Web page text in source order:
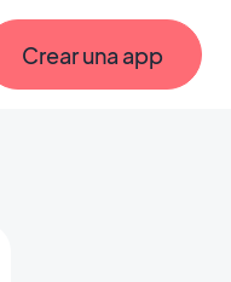
Crear una app